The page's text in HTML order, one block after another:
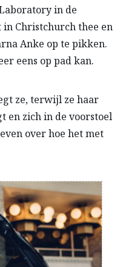
in de
Christchurch thee en
Anke op te pikken.
eens op pad kan.
ze, terwijl ze haar
en zich in de voorstoel
over hoe het met